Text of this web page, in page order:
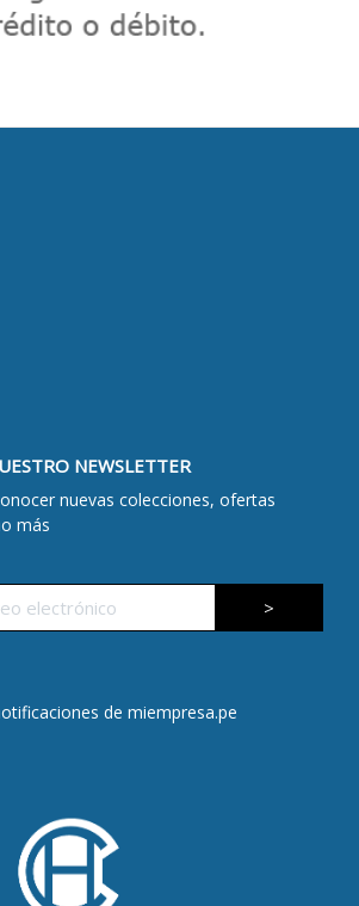
NEWSLETTER
nuevas colecciones, ofertas
más
>
de miempresa.pe